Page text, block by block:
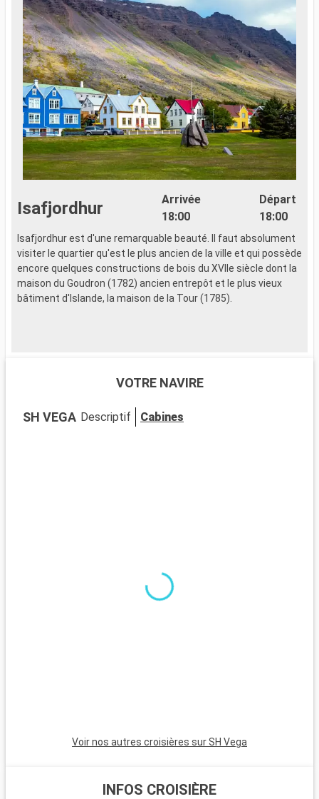
Isafjordhur
Arrivée
18:00
Départ
18:00
Isafjordhur est d'une remarquable beauté. Il faut absolument
visiter le quartier qu'est le plus ancien de la ville et qui possède
encore quelques constructions de bois du XVIIe siècle dont la
maison du Goudron (1782) ancien entrepôt et le plus vieux
bâtiment d'Islande, la maison de la Tour (1785).
VOTRE NAVIRE
SH VEGA Descriptif Cabines
Voir nos autres croisières sur SH Vega
INFOS CROISIÈRE